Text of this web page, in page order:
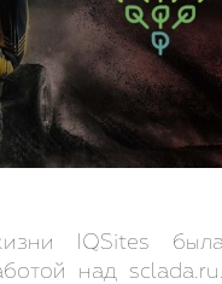
IQSites
над